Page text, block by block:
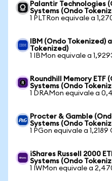
Palantir Technologies
Systems (Ondo
1 PLTRon equivale a
IBM (Ondo Tokenized)
Tokenized)
1 IBMon equivale a
Roundhill Memory ETF
Systems (Ondo
1 DRAMon equivale a
Procter & Gamble
Systems (Ondo
1 PGon equivale a 1,2189
iShares Russell 2000
Systems (Ondo
1 IWMon equivale a